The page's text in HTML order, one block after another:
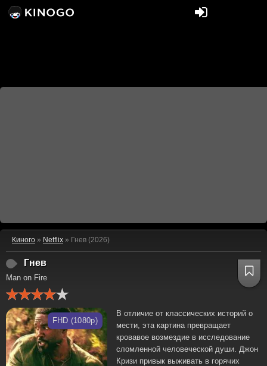
Киного » Netflix » Гнев (2026)
Гнев
Man on Fire
FHD (1080p)
В отличие от классических историй о
мести, эта картина превращает
кровавое возмездие в исследование
сломленной человеческой души. Джон
Кризи привык выживать в горячих